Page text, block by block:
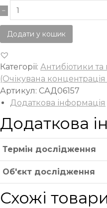
Додати у кошик
Категорії: Антибіотики
(Очікувана концентрація
Артикул: САД06157
Додаткова інформація
Додаткова
Термін дослідження
Об'єкт дослідження
Схожі